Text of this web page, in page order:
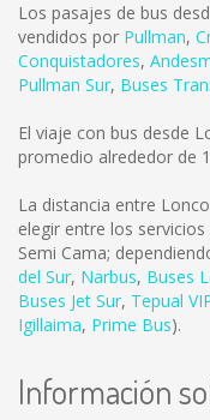
Los pasajes de bus
vendidos por Pullman,
Conquistadores,
Pullman Sur, Buses
El viaje con bus desde
promedio alrededor de
La distancia entre
elegir entre los
Semi Cama;
del Sur, Narbus, Buses
Buses Jet Sur, Tepual
Igillaima, Prime Bus).
Información